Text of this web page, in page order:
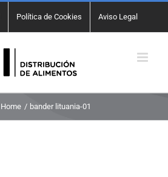
Política de Cookies Aviso Legal
Home bander lituania-01